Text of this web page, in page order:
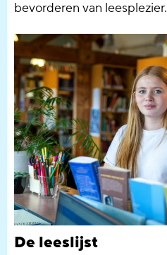
bevorderen van leesplezier.
De leeslijst